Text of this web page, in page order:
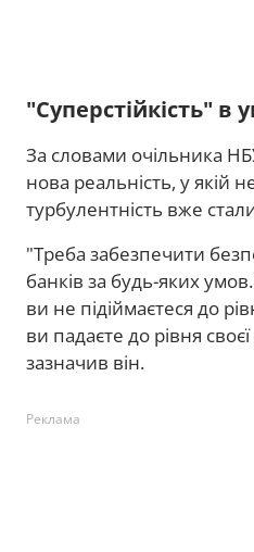
"Суперстійкість" в
За словами очільника
нова реальність, у якій
турбулентність вже
"Треба забезпечити
банків за будь-яких
ви не підіймаєтеся до
ви падаєте до рівня
зазначив він.
Реклама